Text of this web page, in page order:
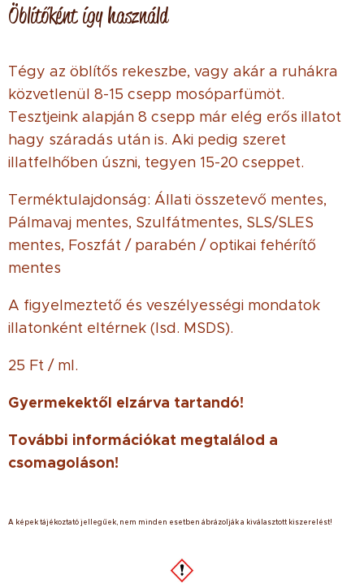
Öblítőként így használd
Tégy az öblítős rekeszbe, vagy akár a ruhákra
közvetlenül 8-15 csepp mosóparfümöt.
Tesztjeink alapján 8 csepp már elég erős illatot
hagy száradás után is. Aki pedig szeret
illatfelhőben úszni, tegyen 15-20 cseppet.
Terméktulajdonság: Állati összetevő mentes,
Pálmavaj mentes, Szulfátmentes, SLS/SLES
mentes, Foszfát / parabén / optikai fehérítő
mentes
A figyelmeztető és veszélyességi mondatok
illatonként eltérnek (lsd. MSDS).
25 Ft / ml.
Gyermekektől elzárva tartandó!
További információkat megtalálod a
csomagoláson!
A képek tájékoztató jellegűek, nem minden esetben ábrázolják a kiválasztott kiszerelést!